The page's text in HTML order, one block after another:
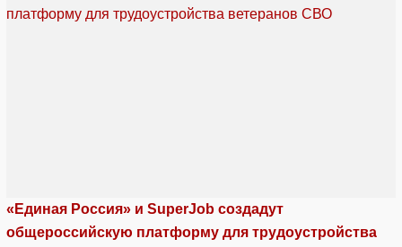
«Единая Россия» и SuperJob создадут
общероссийскую платформу для трудоустройства